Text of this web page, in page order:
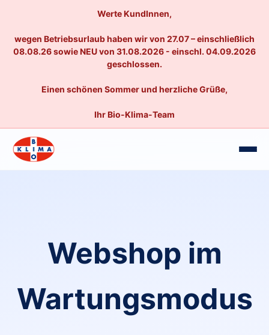
Werte KundInnen,
wegen Betriebsurlaub haben wir von 27.07 – einschließlich
08.08.26 sowie NEU von 31.08.2026 - einschl. 04.09.2026
geschlossen.
Einen schönen Sommer und herzliche Grüße,
Ihr Bio-Klima-Team
Webshop im
Wartungsmodus